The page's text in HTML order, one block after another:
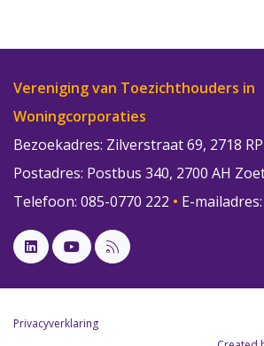
Vereniging van Toezichthouders in
Woningcorporaties
Bezoekadres: Zilverstraat 69, 2718
Postadres: Postbus 340, 2700 AH
Telefoon: 085-0770 222 • E-mailadres:
Privacyverklaring